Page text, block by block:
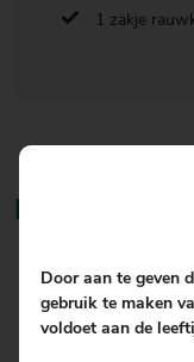
1 zakje
Bereiding
Meng de shiitake
kleine koekenpan
vuur 10 minuten.
Door aan te geven
gebruik te maken
voldoet aan de